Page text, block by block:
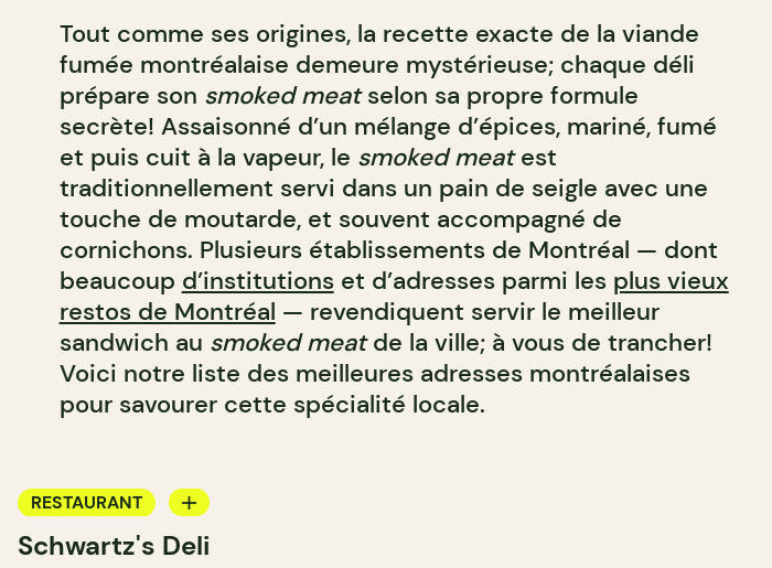
Tout comme ses origines, la recette exacte de la viande
fumée montréalaise demeure mystérieuse; chaque déli
prépare son smoked meatselon sa propre formule
secrète! Assaisonné d’un mélange d’épices, mariné, fumé
et puis cuit à la vapeur, le smoked meatest
traditionnellement servi dans un pain de seigle avec une
touche de moutarde, et souvent accompagné de
cornichons. Plusieurs établissements de Montréal — dont
beaucoup d’institutionset d’adresses parmi les plus vieux
restos de Montréal — revendiquent servir le meilleur
sandwich au smoked meatde la ville; à vous de trancher!
Voici notre liste des meilleures adresses montréalaises
pour savourer cette spécialité locale.
RESTAURANT
COMPTOIR
Schwartz's Deli